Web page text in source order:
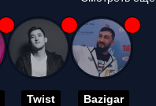
Twist Bazigar